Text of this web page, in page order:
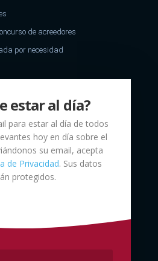
de acreedores
por necesidad
de alimentos
estar al día?
para estar al día de todos
hoy en día sobre el
su email, acepta
de Privacidad. Sus datos
protegidos.